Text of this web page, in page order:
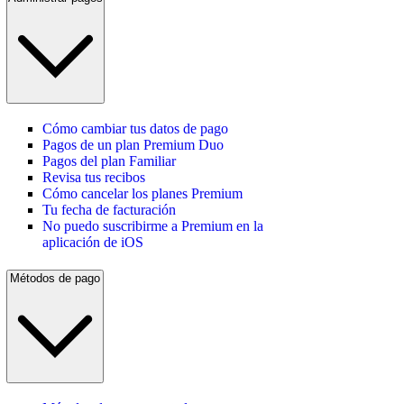
Cómo cambiar tus datos de pago
Pagos de un plan Premium Duo
Pagos del plan Familiar
Revisa tus recibos
Cómo cancelar los planes Premium
Tu fecha de facturación
No puedo suscribirme a Premium en la
aplicación de iOS